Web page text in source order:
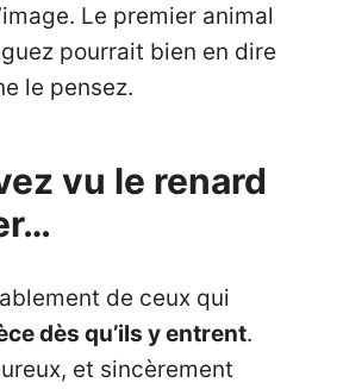
Le premier animal
pourrait bien en dire
le pensez.
vu le renard
de ceux qui
dès qu’ils y entrent.
et sincèrement